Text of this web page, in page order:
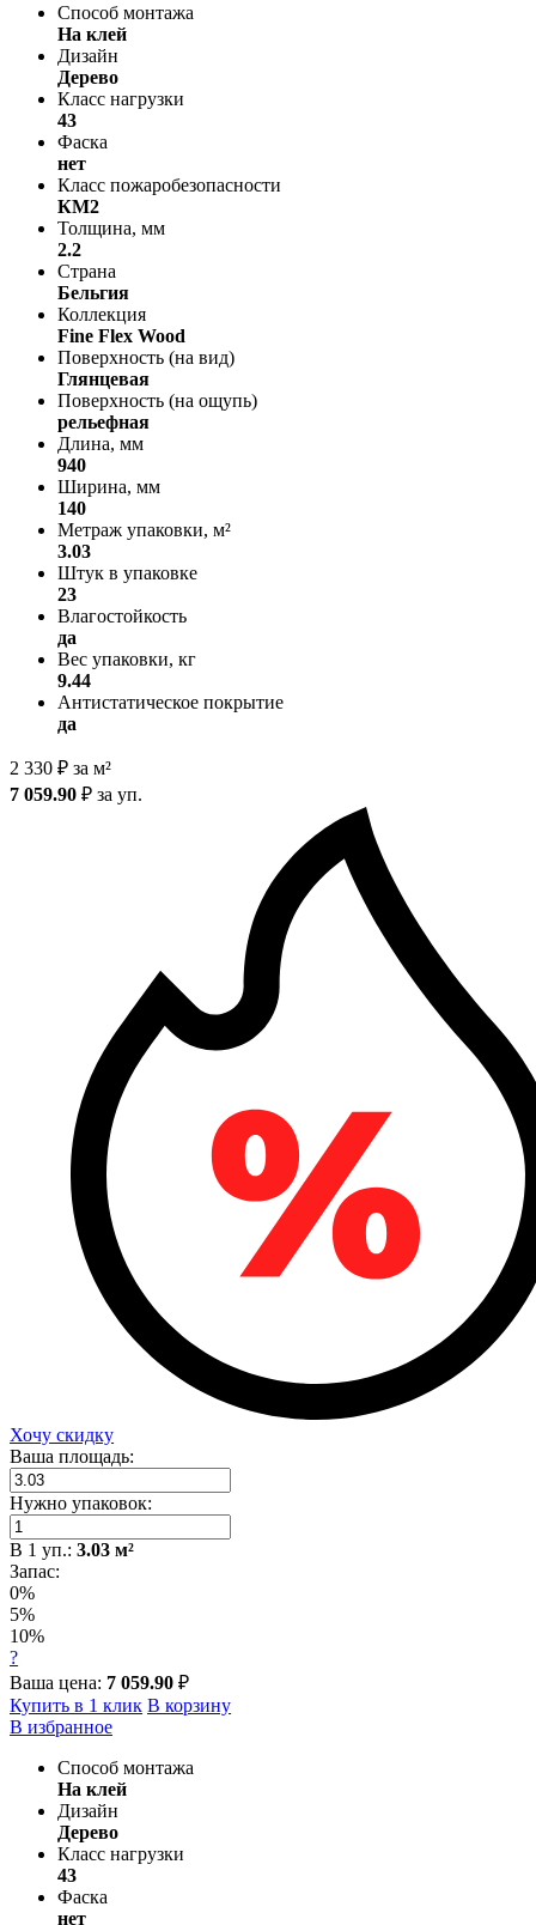
Способ монтажа
На клей
Дизайн
Дерево
Класс нагрузки
43
Фаска
нет
Класс пожаробезопасности
КМ2
Толщина, мм
2.2
Страна
Бельгия
Коллекция
Fine Flex Wood
Поверхность (на вид)
Глянцевая
Поверхность (на ощупь)
рельефная
Длина, мм
940
Ширина, мм
140
Метраж упаковки, м²
3.03
Штук в упаковке
23
Влагостойкость
да
Вес упаковки, кг
9.44
Антистатическое покрытие
да
2 330 ₽ за м²
7 059.90 ₽ за уп.
Хочу скидку
Ваша площадь:
Нужно упаковок:
В 1 уп.: 3.03 м²
Запас:
0%
5%
10%
?
Ваша цена: 7 059.90 ₽
Купить в 1 клик В корзину
В избранное
Способ монтажа
На клей
Дизайн
Дерево
Класс нагрузки
43
Фаска
нет